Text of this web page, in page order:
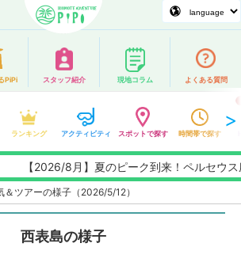
PiPi スタッフ紹介 現地コラム よくある質問
ランキング アクティビティ スポットで探す 時間帯で探す
2026/8月】夏のピーク到来！ペルセウス座流
ツアーの様子（2026/5/12）
西表島の様子